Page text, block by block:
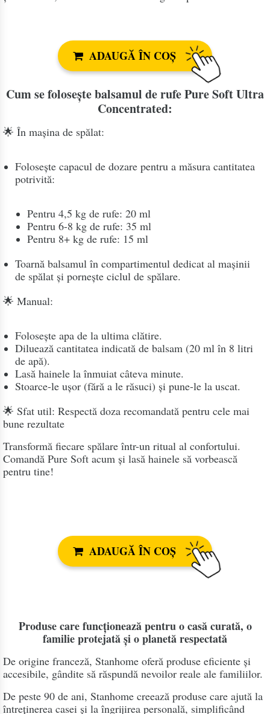
ADAUGĂ ÎN COȘ
Cum se folosește balsamul de rufe Pure Soft Ultra
Concentrated:
🌟 În mașina de spălat:
Folosește capacul de dozare pentru a măsura cantitatea
potrivită:
Pentru 4,5 kg de rufe: 20 ml
Pentru 6-8 kg de rufe: 35 ml
Pentru 8+ kg de rufe: 15 ml
Toarnă balsamul în compartimentul dedicat al mașinii
de spălat și pornește ciclul de spălare.
🌟 Manual:
Folosește apa de la ultima clătire.
Diluează cantitatea indicată de balsam (20 ml în 8 litri
de apă).
Lasă hainele la înmuiat câteva minute.
Stoarce-le ușor (fără a le răsuci) și pune-le la uscat.
🌟 Sfat util: Respectă doza recomandată pentru cele mai
bune rezultate
Transformă fiecare spălare într-un ritual al confortului.
Comandă Pure Soft acum și lasă hainele să vorbească
pentru tine!
ADAUGĂ ÎN COȘ
Produse care funcționează pentru o casă curată, o
familie protejată și o planetă respectată
De origine franceză, Stanhome oferă produse eficiente și
accesibile, gândite să răspundă nevoilor reale ale familiilor.
De peste 90 de ani, Stanhome creează produse care ajută la
întreținerea casei și la îngrijirea personală, simplificând